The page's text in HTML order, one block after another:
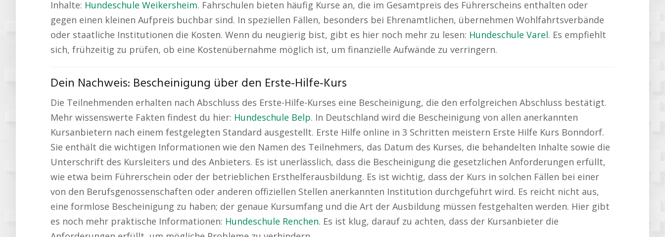
Inhalte: Hundeschule Weikersheim. Fahrschulen bieten häufig Kurse an, die im Gesamtpreis des Führerscheins enthalten oder
gegen einen kleinen Aufpreis buchbar sind. In speziellen Fällen, besonders bei Ehrenamtlichen, übernehmen Wohlfahrtsverbände
oder staatliche Institutionen die Kosten. Wenn du neugierig bist, gibt es hier noch mehr zu lesen: Hundeschule Varel. Es empfiehlt
sich, frühzeitig zu prüfen, ob eine Kostenübernahme möglich ist, um finanzielle Aufwände zu verringern.
Dein Nachweis: Bescheinigung über den Erste-Hilfe-Kurs
Die Teilnehmenden erhalten nach Abschluss des Erste-Hilfe-Kurses eine Bescheinigung, die den erfolgreichen Abschluss bestätigt.
Mehr wissenswerte Fakten findest du hier: Hundeschule Belp. In Deutschland wird die Bescheinigung von allen anerkannten
Kursanbietern nach einem festgelegten Standard ausgestellt. Erste Hilfe online in 3 Schritten meistern Erste Hilfe Kurs Bonndorf.
Sie enthält die wichtigen Informationen wie den Namen des Teilnehmers, das Datum des Kurses, die behandelten Inhalte sowie die
Unterschrift des Kursleiters und des Anbieters. Es ist unerlässlich, dass die Bescheinigung die gesetzlichen Anforderungen erfüllt,
wie etwa beim Führerschein oder der betrieblichen Ersthelferausbildung. Es ist wichtig, dass der Kurs in solchen Fällen bei einer
von den Berufsgenossenschaften oder anderen offiziellen Stellen anerkannten Institution durchgeführt wird. Es reicht nicht aus,
eine formlose Bescheinigung zu haben; der genaue Kursumfang und die Art der Ausbildung müssen festgehalten werden. Hier gibt
es noch mehr praktische Informationen: Hundeschule Renchen. Es ist klug, darauf zu achten, dass der Kursanbieter die